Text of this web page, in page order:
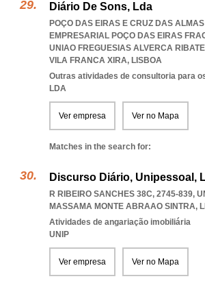
Diário De Sons, Lda
POÇO DAS EIRAS E CRUZ DAS
EMPRESARIAL POÇO DAS EIRAS
UNIAO FREGUESIAS ALVERCA
VILA FRANCA XIRA, LISBOA
Outras atividades de consultoria para
LDA
Ver empresa Ver no Mapa
Matches in the search for:
Discurso Diário, Unipessoal,
R RIBEIRO SANCHES 38C, 2745-839,
MASSAMA MONTE ABRAAO SINTRA,
Atividades de angariação imobiliária
UNIP
Ver empresa Ver no Mapa